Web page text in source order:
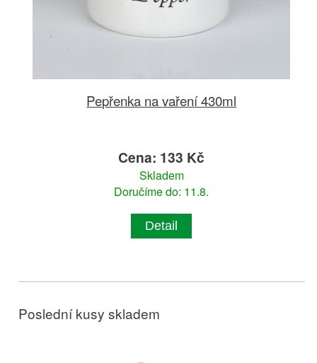
Pepřenka na vaření 430ml
Cena: 133 Kč
Skladem
Doručíme do: 11.8.
Detail
Poslední kusy skladem